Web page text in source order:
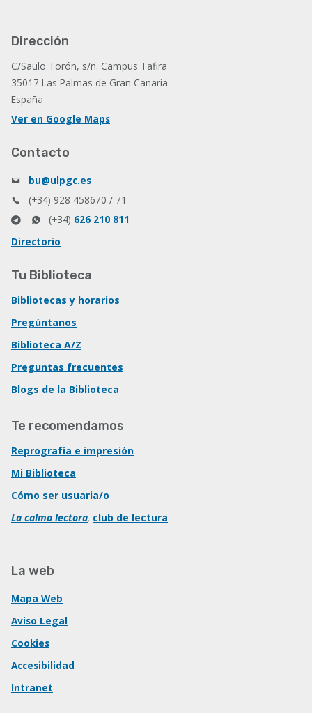
Dirección
C/Saulo Torón, s/n. Campus Tafira
35017 Las Palmas de Gran Canaria
España
Ver en Google Maps
Contacto
bu@ulpgc.es
(+34) 928 458670 / 71
(+34) 626 210 811
Directorio
Tu Biblioteca
Bibliotecas y horarios
Pregúntanos
Biblioteca A/Z
Preguntas frecuentes
Blogs de la Biblioteca
Te recomendamos
Reprografía e impresión
Mi Biblioteca
Cómo ser usuaria/o
La calma lectora, club de lectura
La web
Mapa Web
Aviso Legal
Cookies
Accesibilidad
Intranet